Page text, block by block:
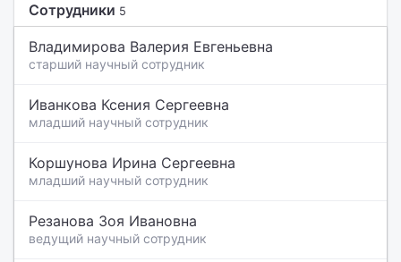
Сотрудники 5
Владимирова Валерия Евгеньевна
старший научный сотрудник
Иванкова Ксения Сергеевна
младший научный сотрудник
Коршунова Ирина Сергеевна
младший научный сотрудник
Резанова Зоя Ивановна
ведущий научный сотрудник